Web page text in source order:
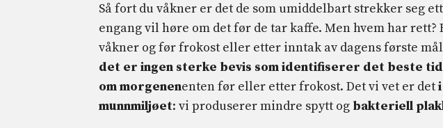
Så fort du våkner er det de som umiddelbart strekker seg
engang vil høre om det før de tar kaffe. Men hvem har rett?
våkner og før frokost eller etter inntak av dagens første
det er ingen sterke bevis som identifiserer det beste
om morgenenenten før eller etter frokost. Det vi vet er det
munnmiljøet: vi produserer mindre spytt og bakteriell